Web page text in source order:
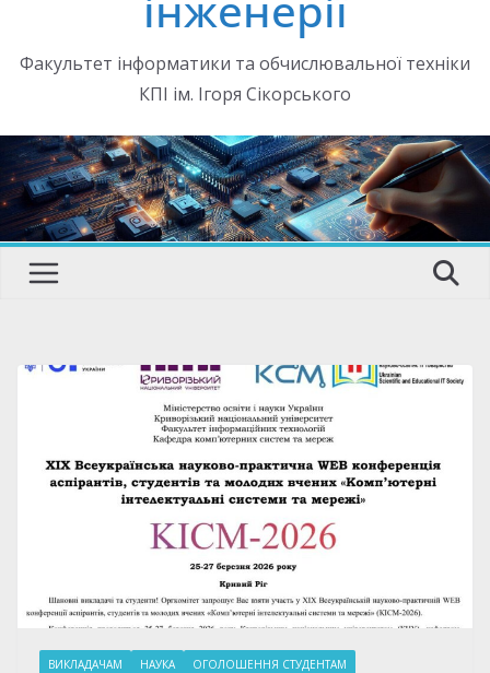
Факультет інформатики та обчислювальної техніки
КПІ ім. Ігоря Сікорського
ВИКЛАДАЧАМ НАУКА ОГОЛОШЕННЯ СТУДЕНТАМ